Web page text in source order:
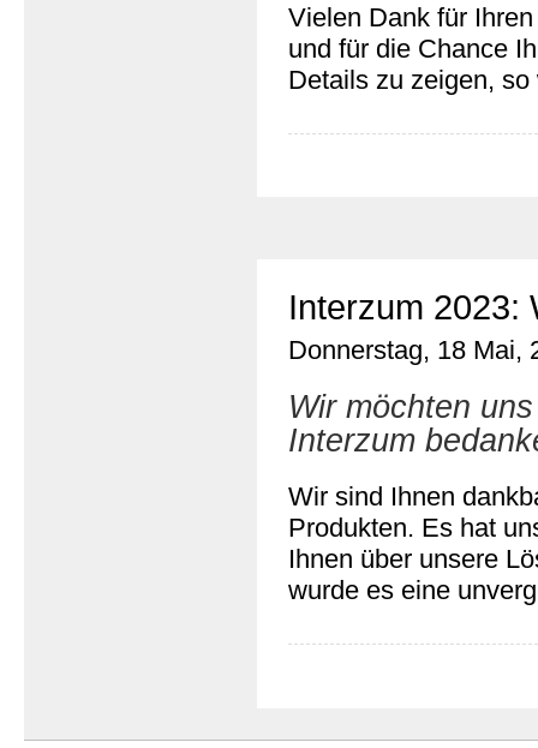
Vielen Dank für
und für die Chance
Details zu zeigen,
Interzum 2023:
Donnerstag, 18 Mai,
Wir möchten
Interzum
Wir sind Ihnen
Produkten. Es hat
Ihnen über unsere
wurde es eine